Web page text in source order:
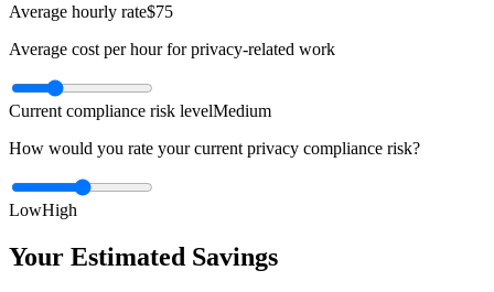
Average hourly rate$75
Average cost per hour for privacy-related work
Current compliance risk levelMedium
How would you rate your current privacy compliance risk?
LowHigh
Your Estimated Savings